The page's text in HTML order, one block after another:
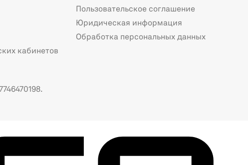
кабинетов
Пользовательское соглашение
Юридическая информация
Обработка персональных данных